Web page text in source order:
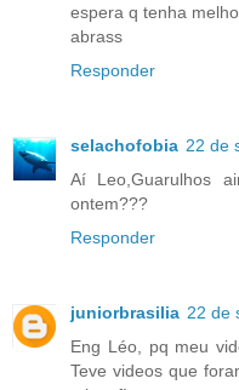
espera q tenha
abrass
Responder
selachofobia 22 de
Aí Leo,Guarulhos
ontem???
Responder
juniorbrasilia 22 de
Eng Léo, pq meu
Teve videos que